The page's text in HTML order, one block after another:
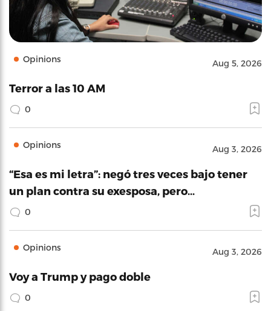
Opinions Aug 5, 2026
Terror a las 10 AM
0
Opinions Aug 3, 2026
“Esa es mi letra”: negó tres veces bajo tener
un plan contra su exesposa, pero…
0
Opinions Aug 3, 2026
Voy a Trump y pago doble
0